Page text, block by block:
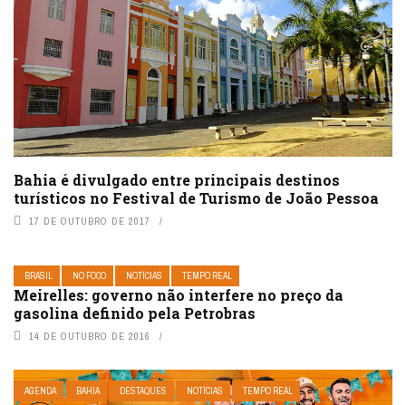
Bahia é divulgado entre principais destinos
turísticos no Festival de Turismo de João Pessoa
17 DE OUTUBRO DE 2017
BRASIL NO FOCO NOTÍCIAS TEMPO REAL
Meirelles: governo não interfere no preço da
gasolina definido pela Petrobras
14 DE OUTUBRO DE 2016
AGENDA BAHIA DESTAQUES NOTÍCIAS TEMPO REAL